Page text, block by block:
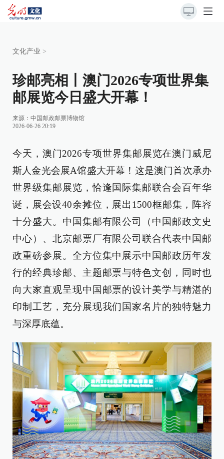
文化产业 >
珍邮亮相丨澳门2026专项世界集
邮展览今日盛大开幕！
来源： 中国邮政邮票博物馆
2026-06-26 20:19
今天，澳门2026专项世界集邮展览在澳门威尼
斯人金光会展A馆盛大开幕！这是澳门首次承办
世界级集邮展览，恰逢国际集邮联合会百年华
诞，展会设40余摊位，展出1500框邮集，阵容
十分盛大。中国集邮有限公司（中国邮政文史
中心）、北京邮票厂有限公司联合代表中国邮
政重磅参展。全方位集中展示中国邮政历年发
行的经典珍邮、主题邮票与特色文创，同时也
向大家直观呈现中国邮票的设计美学与精湛的
印制工艺，充分展现我们国家名片的独特魅力
与深厚底蕴。